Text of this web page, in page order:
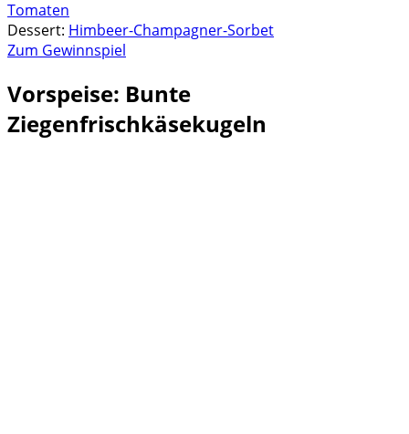
Tomaten
Dessert: Himbeer-Champagner-Sorbet
Zum Gewinnspiel
Vorspeise: Bunte
Ziegenfrischkäsekugeln